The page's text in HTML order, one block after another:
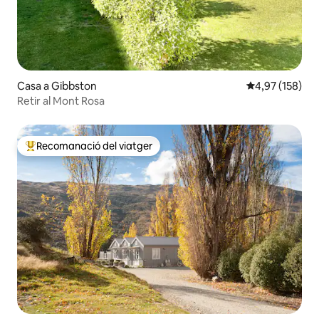
Casa a Gibbston 4,97 de
4,97 (158)
Retir al Mont Rosa
Principals recomanacions dels viatgers
Recomanació del viatger